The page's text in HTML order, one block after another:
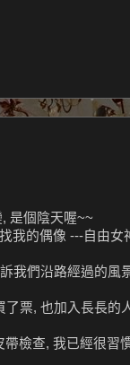
是個陰天喔~~
我的偶像 ---自由
我們沿路經過的風
票, 也加入長長的
檢查, 我已經很習